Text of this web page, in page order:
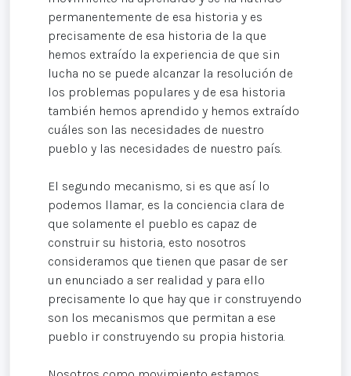
permanentemente de esa historia y es
precisamente de esa historia de la que
hemos extraído la experiencia de que sin
lucha no se puede alcanzar la resolución de
los problemas populares y de esa historia
también hemos aprendido y hemos extraído
cuáles son las necesidades de nuestro
pueblo y las necesidades de nuestro país.
El segundo mecanismo, si es que así lo
podemos llamar, es la conciencia clara de
que solamente el pueblo es capaz de
construir su historia, esto nosotros
consideramos que tienen que pasar de ser
un enunciado a ser realidad y para ello
precisamente lo que hay que ir construyendo
son los mecanismos que permitan a ese
pueblo ir construyendo su propia historia.